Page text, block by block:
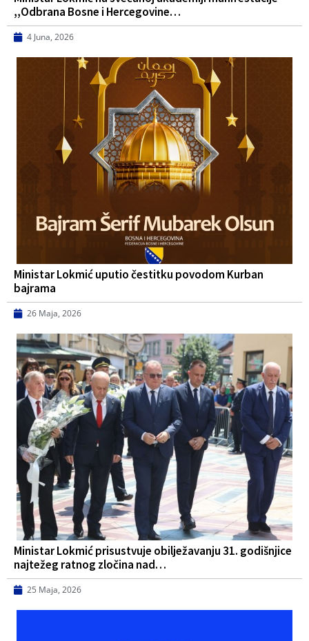
,,Odbrana Bosne i Hercegovine…
4 Juna, 2026
Ministar Lokmić uputio čestitku povodom Kurban
bajrama
26 Maja, 2026
Ministar Lokmić prisustvuje obilježavanju 31. godišnjice
najtežeg ratnog zločina nad…
25 Maja, 2026